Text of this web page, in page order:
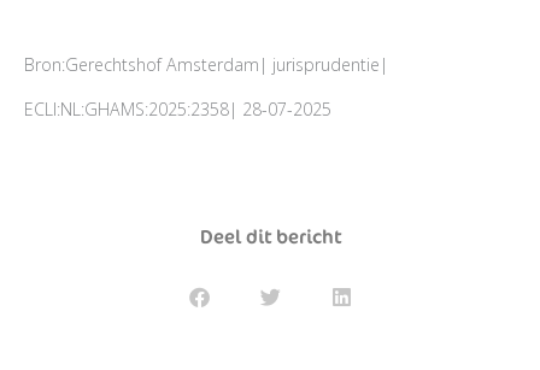
Bron:Gerechtshof Amsterdam| jurisprudentie|
ECLI:NL:GHAMS:2025:2358| 28-07-2025
Deel dit bericht